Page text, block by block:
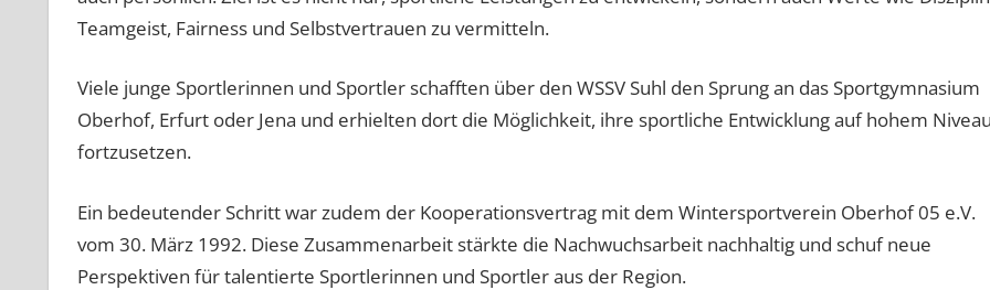
Teamgeist, Fairness und Selbstvertrauen zu vermitteln.
Viele junge Sportlerinnen und Sportler schafften über den WSSV Suhl den Sprung an das Sportgymnasium
Oberhof, Erfurt oder Jena und erhielten dort die Möglichkeit, ihre sportliche Entwicklung auf hohem
fortzusetzen.
Ein bedeutender Schritt war zudem der Kooperationsvertrag mit dem Wintersportverein Oberhof 05 e.V.
vom 30. März 1992. Diese Zusammenarbeit stärkte die Nachwuchsarbeit nachhaltig und schuf neue
Perspektiven für talentierte Sportlerinnen und Sportler aus der Region.